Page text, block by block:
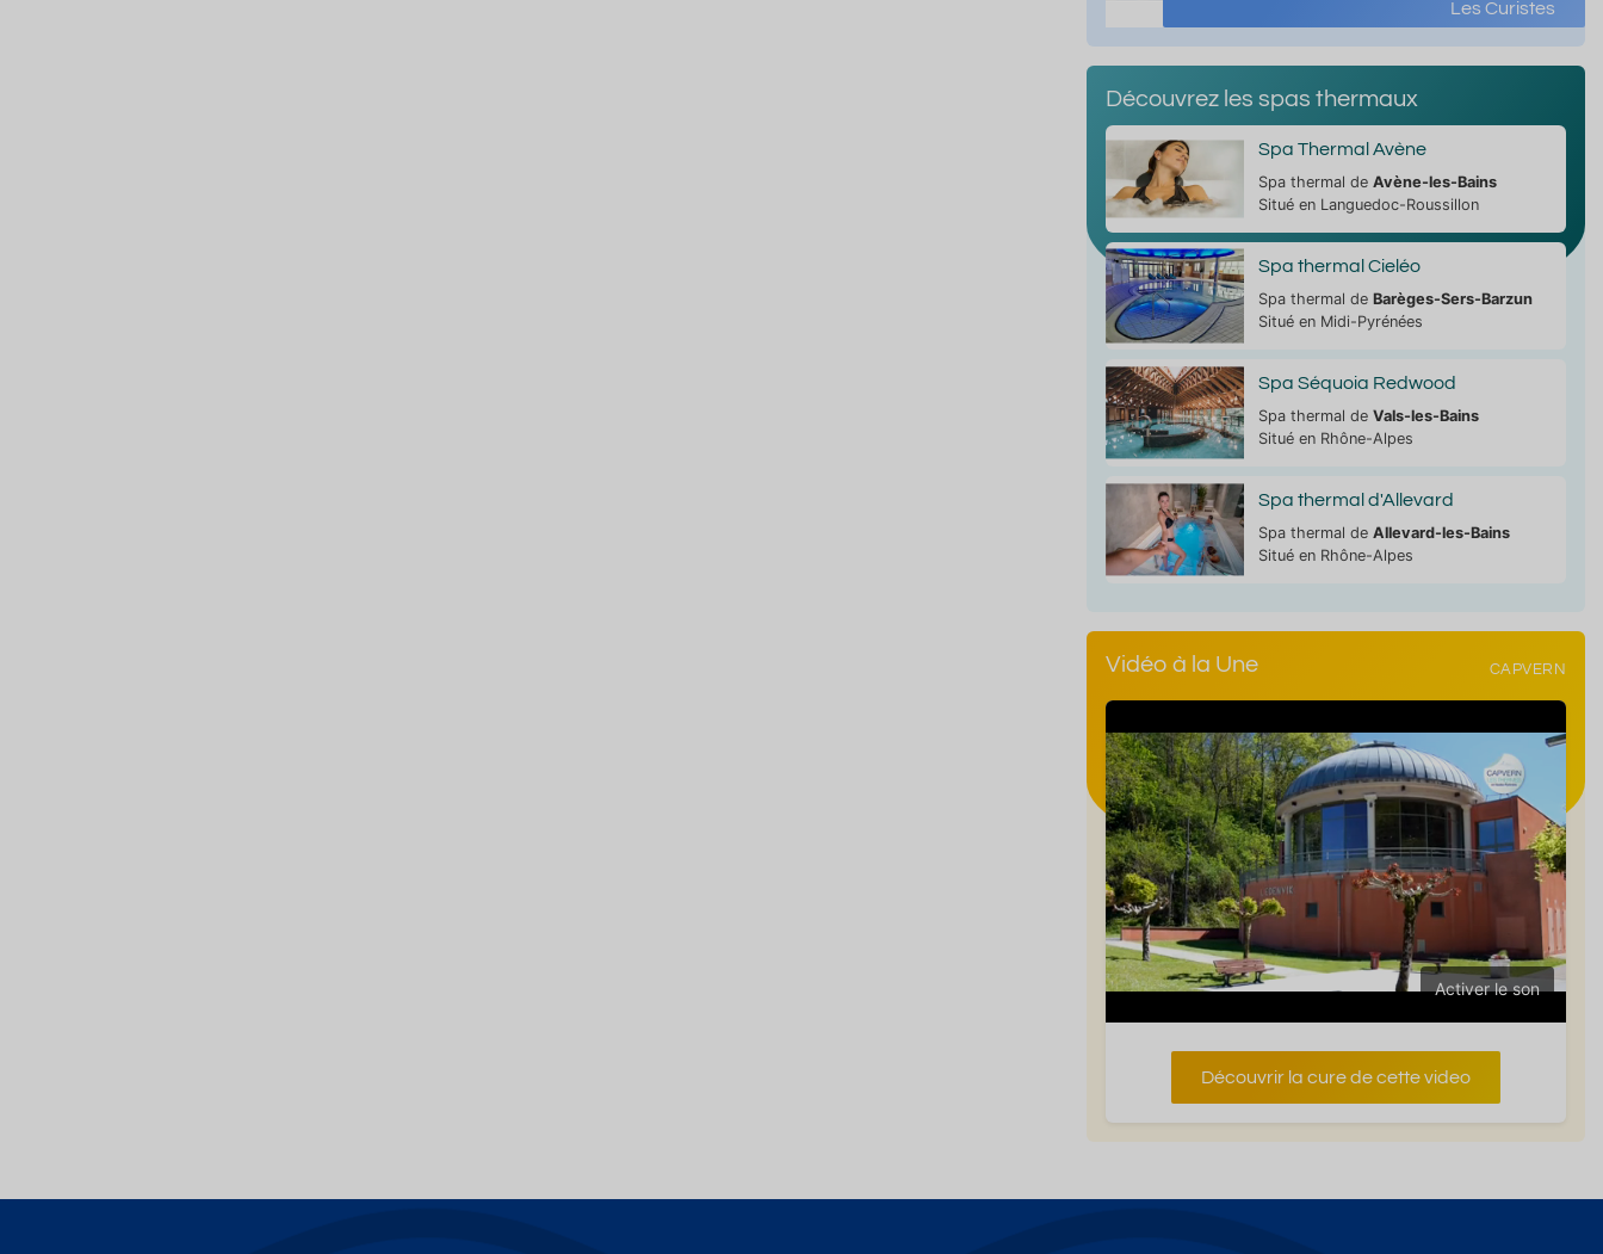
Les Curistes
Découvrez les spas thermaux
Spa Thermal Avène
Spa thermal de Avène-les-Bains
Situé en Languedoc-Roussillon
Spa thermal Cieléo
Spa thermal de Barèges-Sers-Barzun
Situé en Midi-Pyrénées
Spa Séquoia Redwood
Spa thermal de Vals-les-Bains
Situé en Rhône-Alpes
Spa thermal d'Allevard
Spa thermal de Allevard-les-Bains
Situé en Rhône-Alpes
Vidéo à la Une CAPVERN
Activer le son
Découvrir la cure de cette video